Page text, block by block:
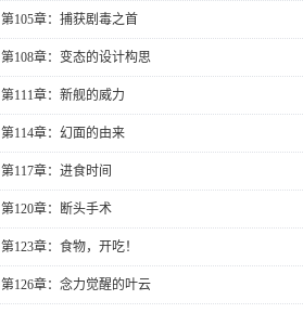
第105章：捕获剧毒之首
第108章：变态的设计构思
第111章：新舰的威力
第114章：幻面的由来
第117章：进食时间
第120章：断头手术
第123章：食物，开吃！
第126章：念力觉醒的叶云